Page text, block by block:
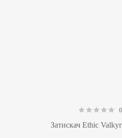
Затискач Ethic